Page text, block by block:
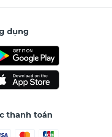
dụng
thanh toán